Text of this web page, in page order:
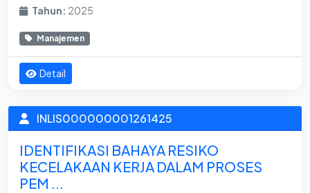
Tahun: 2025
Manajemen
Detail
INLIS000000001261425
IDENTIFIKASI BAHAYA RESIKO
KECELAKAAN KERJA DALAM PROSES
PEM ...